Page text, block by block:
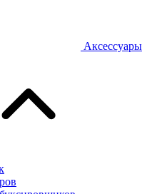
Аксессуары